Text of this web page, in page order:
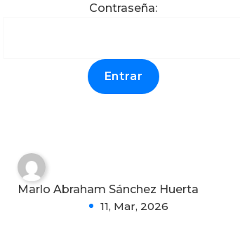
Contraseña:
Protegido: LITOGRÁFICA
DE CAPACITACIÓN
MULTIBRIGADA Y DC-3
Marlo Abraham Sánchez Huerta
11, Mar, 2026